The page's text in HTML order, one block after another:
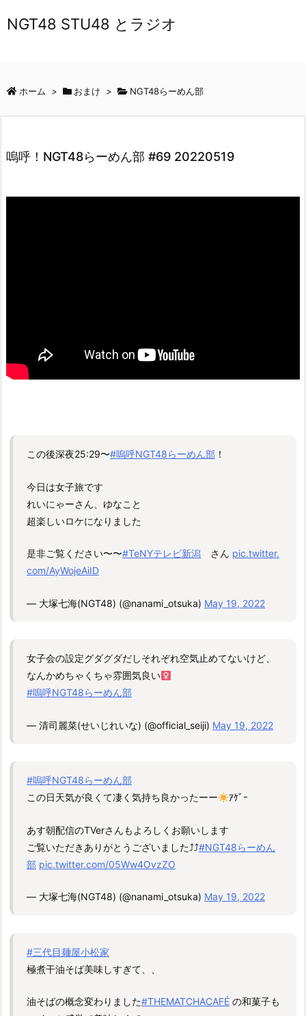
NGT48 STU48 とラジオ
ホーム > おまけ > NGT48らーめん部
嗚呼！NGT48らーめん部 #69 20220519
この後深夜25:29〜#嗚呼NGT48らーめん部 ！
今日は女子旅です
れいにゃーさん、ゆなこと
超楽しいロケになりました
是非ご覧ください〜〜#TeNYテレビ新潟 さん pic.twitter.
com/AyWojeAiID
— 大塚七海(NGT48) (@nanami_otsuka) May 19, 2022
女子会の設定グダグダだしそれぞれ空気止めてないけど、
なんかめちゃくちゃ雰囲気良い‍
#嗚呼NGT48らーめん部
— 清司麗菜(せいじれいな) (@official_seiji) May 19, 2022
#嗚呼NGT48らーめん部
この日天気が良くて凄く気持ち良かったーー
ｱｹﾞｰ
あす朝配信のTVerさんもよろしくお願いします
ご覧いただきありがとうございました⤴︎⤴︎#NGT48らーめん
部 pic.twitter.com/05Ww4OvzZO
— 大塚七海(NGT48) (@nanami_otsuka) May 19, 2022
#三代目麺屋小松家
極煮干油そば美味しすぎて、、
油そばの概念変わりました#THEMATCHACAFÉ の和菓子も